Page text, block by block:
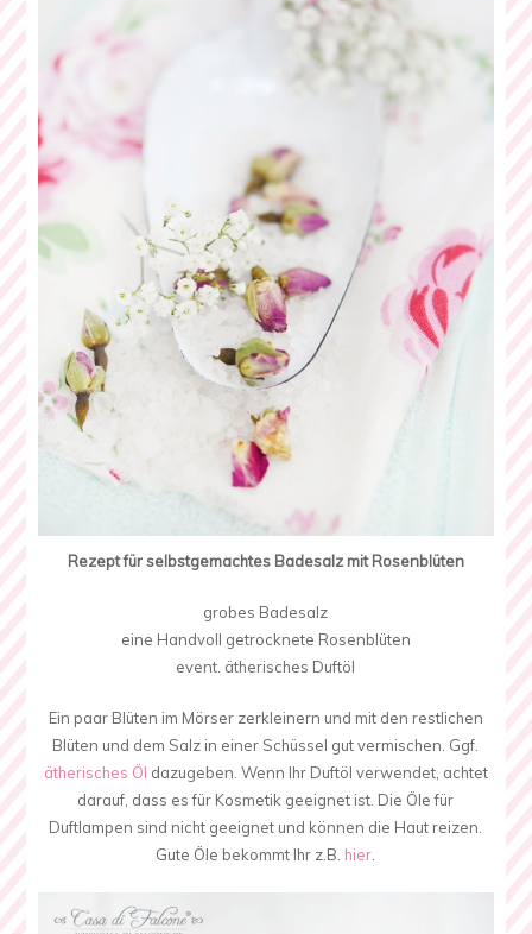
Rezept für selbstgemachtes Badesalz mit Rosenblüten
grobes Badesalz
eine Handvoll getrocknete Rosenblüten
event. ätherisches Duftöl
Ein paar Blüten im Mörser zerkleinern und mit den restlichen
Blüten und dem Salz in einer Schüssel gut vermischen. Ggf.
ätherisches Öl dazugeben. Wenn Ihr Duftöl verwendet, achtet
darauf, dass es für Kosmetik geeignet ist. Die Öle für
Duftlampen sind nicht geeignet und können die Haut reizen.
Gute Öle bekommt Ihr z.B. hier.